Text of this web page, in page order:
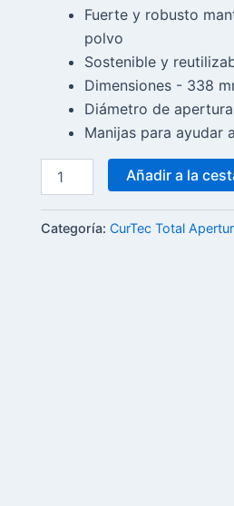
Fuerte y robusto
polvo
Sostenible y
Dimensiones - 338
Diámetro de
Manijas para ayudar
Añadir a la
Categoría: CurTec Total